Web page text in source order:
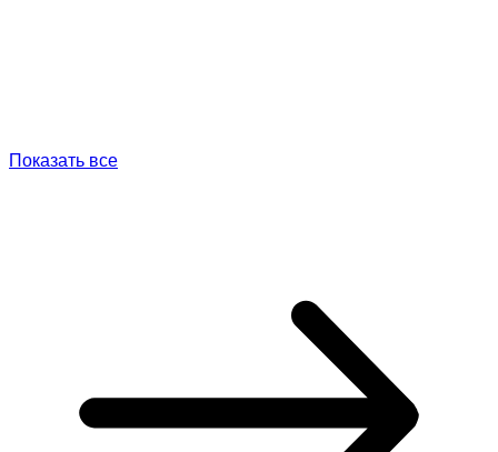
Показать все